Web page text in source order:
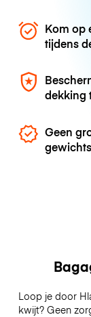
Kom op
tijdens
dekking
Geen
Loop je door
kwijt? Geen